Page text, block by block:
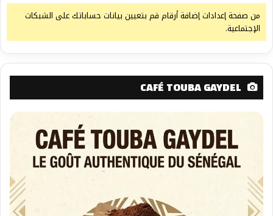
من صفحة إعدادات إضافة أرقام قم بتعيين بيانات حساباتك على الشبكات
الإجتماعية.
CAFÉ TOUBA GAYDEL